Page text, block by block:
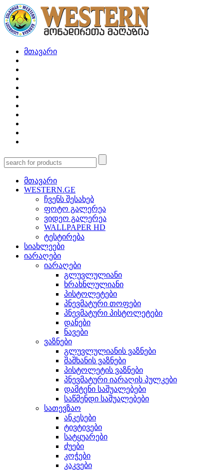
მთავარი
მთავარი
WESTERN.GE
ჩვენს შესახებ
ფოტო გალერეა
ვიდეო გალერეა
WALLPAPER HD
ტესტირება
სიახლეები
იარაღები
იარაღები
გლუვლულიანი
ხრახნლულიანი
პისტოლეტები
პნევმატური თოფები
პნევმატური პისტოლეტები
დანები
ნავები
ვაზნები
გლუვლულიანის ვაზნები
შაშხანის ვაზნები
პისტოლეტის ვაზნები
პნევმატური იარაღის პულკები
დამტენი საშუალებები
საწმენდი საშუალებები
სათევზაო
ანკესები
ტივტივები
სატყუარები
ძუები
კოჭები
კაკვები